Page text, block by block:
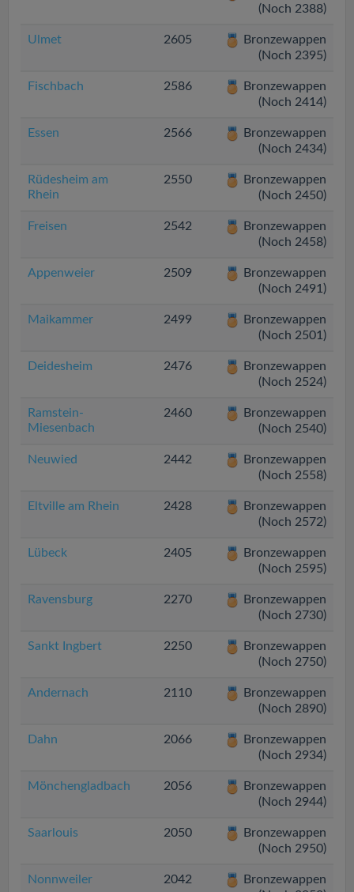
(Noch 2388)
Ulmet 2605
Bronzewappen
(Noch 2395)
Fischbach 2586
Bronzewappen
(Noch 2414)
Essen 2566
Bronzewappen
(Noch 2434)
Rüdesheim am
Rhein
2550
Bronzewappen
(Noch 2450)
Freisen 2542
Bronzewappen
(Noch 2458)
Appenweier 2509
Bronzewappen
(Noch 2491)
Maikammer 2499
Bronzewappen
(Noch 2501)
Deidesheim 2476
Bronzewappen
(Noch 2524)
Ramstein-
Miesenbach
2460
Bronzewappen
(Noch 2540)
Neuwied 2442
Bronzewappen
(Noch 2558)
Eltville am Rhein 2428
Bronzewappen
(Noch 2572)
Lübeck 2405
Bronzewappen
(Noch 2595)
Ravensburg 2270
Bronzewappen
(Noch 2730)
Sankt Ingbert 2250
Bronzewappen
(Noch 2750)
Andernach 2110
Bronzewappen
(Noch 2890)
Dahn 2066
Bronzewappen
(Noch 2934)
Mönchengladbach 2056
Bronzewappen
(Noch 2944)
Saarlouis 2050
Bronzewappen
(Noch 2950)
Nonnweiler 2042
Bronzewappen